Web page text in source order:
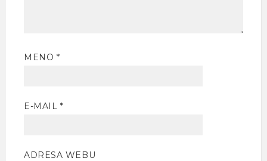
MENO *
E-MAIL *
ADRESA WEBU